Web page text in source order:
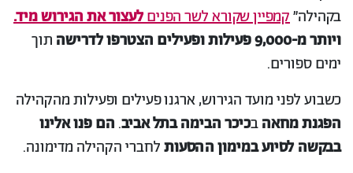
בקהילה״קמפיין שקורא לשר הפניםלעצור את הגירוש מיד.
ויותר מ-9,000 פעילות ופעילים הצטרפו לדרישה
תוך
ימים ספורים.
כשבוע לפני מועד הגירוש, ארגנו פעילים ופעילות מהקהילה
הפגנת מחאהבכיכר הבימה בתל אביב. הם פנו אלינו
בבקשה לסיוע במימון ההסעותלחברי הקהילה מדימונה.